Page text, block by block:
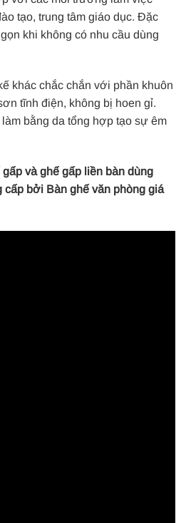
tạo, trung tâm giáo dục. Đặc
khi không có nhu cầu dùng
khác chắc chắn với phần khuôn
tĩnh điện, không bị hoen gỉ.
bằng da tổng hợp tạo sự êm
và ghế gấp liền bàn dùng
cấp bởi Bàn ghế văn phòng giá